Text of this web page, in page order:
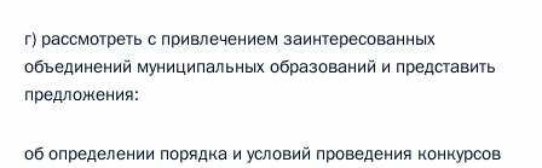
г) рассмотреть с привлечением заинтересованных
объединений муниципальных образований и представить
предложения:
об определении порядка и условий проведения конкурсов